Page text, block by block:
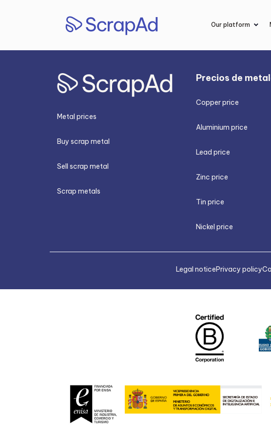
Our platform
Metal prices
Buy scrap metal
Sell scrap metal
Scrap metals
Precios de
Copper price
Aluminium price
Lead price
Zinc price
Tin price
Nickel price
Legal noticePrivacy policy